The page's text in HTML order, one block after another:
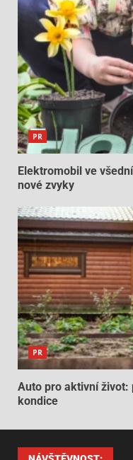
PR
Elektromobil ve
nové zvyky
PR
Auto pro aktivní život:
kondice